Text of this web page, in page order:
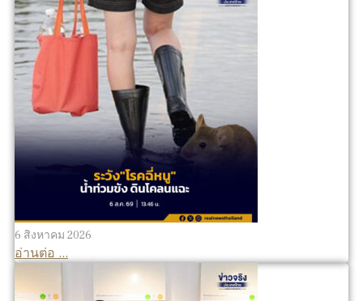
6 สิงหาคม 2026
อ่านต่อ ...